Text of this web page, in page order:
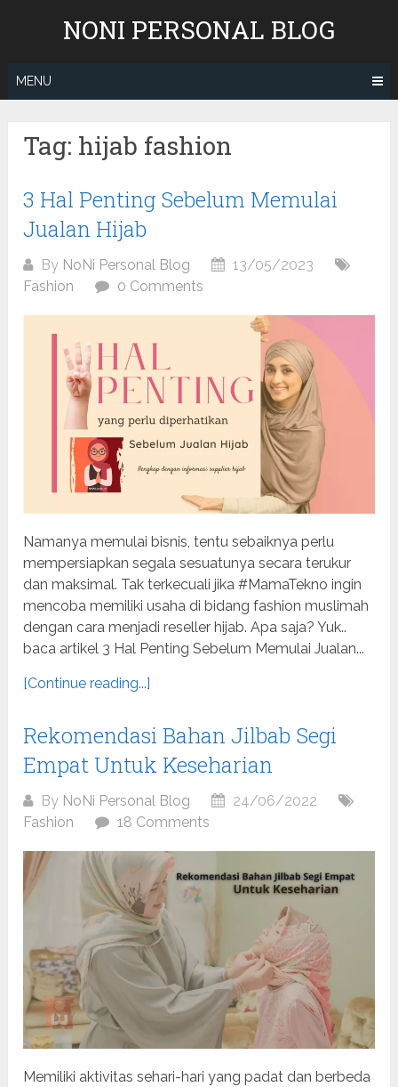
NONI PERSONAL BLOG
MENU
Tag: hijab fashion
3 Hal Penting Sebelum Memulai
Jualan Hijab
By NoNi Personal Blog
13/05/2023
Fashion
0 Comments
Namanya memulai bisnis, tentu sebaiknya perlu
mempersiapkan segala sesuatunya secara terukur
dan maksimal. Tak terkecuali jika #MamaTekno ingin
mencoba memiliki usaha di bidang fashion muslimah
dengan cara menjadi reseller hijab. Apa saja? Yuk..
baca artikel 3 Hal Penting Sebelum Memulai Jualan...
[Continue reading...]
Rekomendasi Bahan Jilbab Segi
Empat Untuk Keseharian
By NoNi Personal Blog
24/06/2022
Fashion
18 Comments
Memiliki aktivitas sehari-hari yang padat dan berbeda